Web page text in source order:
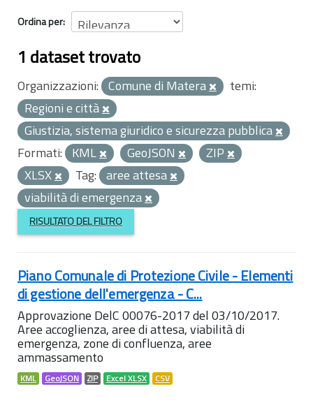
Ordina per
1 dataset trovato
Organizzazioni: Comune di Matera
temi:
Regioni e città
Giustizia, sistema giuridico e sicurezza pubblica
Formati: KML GeoJSON
ZIP
XLSX
Tag: aree attesa
viabilità di emergenza
RISULTATO DEL FILTRO
Piano Comunale di Protezione Civile - Elementi
di gestione dell'emergenza - C...
Approvazione DelC 00076-2017 del 03/10/2017.
Aree accoglienza, aree di attesa, viabilità di
emergenza, zone di confluenza, aree
ammassamento
KML GeoJSON ZIP Excel XLSX CSV